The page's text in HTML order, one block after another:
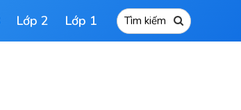
Lớp 2 Lớp 1